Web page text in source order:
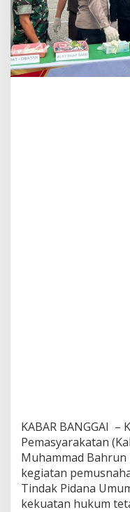
KABAR BANGGAI –
Pemasyarakatan
Muhammad
kegiatan
Tindak Pidana
kekuatan hukum